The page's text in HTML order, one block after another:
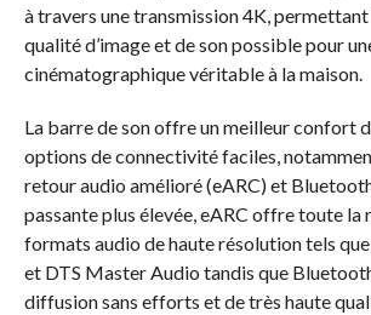
à travers une transmission 4K,
qualité d’image et de son possible pour
cinématographique véritable à la maison.
La barre de son offre un meilleur confort
options de connectivité faciles,
retour audio amélioré (eARC) et
passante plus élevée, eARC offre toute la
formats audio de haute résolution tels
et DTS Master Audio tandis que
diffusion sans efforts et de très haute